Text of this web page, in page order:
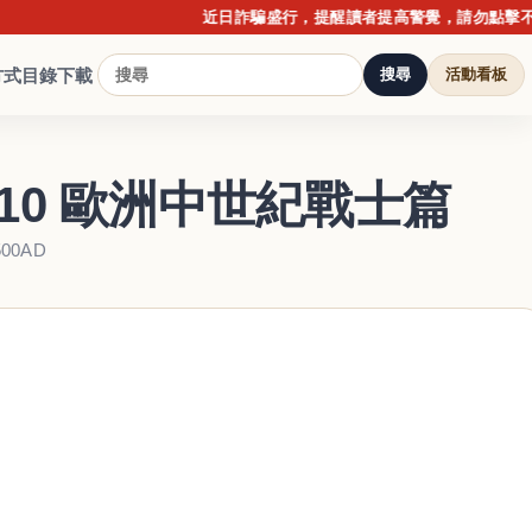
近日詐騙盛行，提醒讀者提高警覺，請勿點擊不明連
式目錄下載 搜尋 活動看板
歐洲中世紀戰士篇